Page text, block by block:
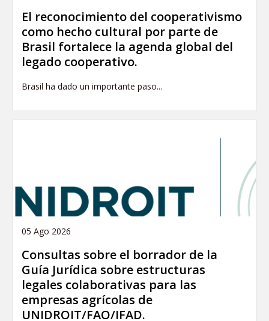
El reconocimiento del cooperativismo
como hecho cultural por parte de
Brasil fortalece la agenda global del
legado cooperativo.
Brasil ha dado un importante paso...
05 Ago 2026
Consultas sobre el borrador de la
Guía Jurídica sobre estructuras
legales colaborativas para las
empresas agrícolas de
UNIDROIT/FAO/IFAD.